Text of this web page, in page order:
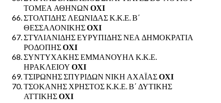
ΤΟΜΕΑ ΑΘΗΝΩΝ ΟΧΙ
ΣΤΟΛΤΙΔΗΣ ΛΕΩΝΙΔΑΣ Κ.Κ.Ε. Β΄
ΘΕΣΣΑΛΟΝΙΚΗΣΟΧΙ
ΣΤΥΛΙΑΝΙΔΗΣ ΕΥΡΥΠΙΔΗΣ ΝΕΑ ΔΗΜΟΚΡΑΤΙΑ
ΡΟΔΟΠΗΣΟΧΙ
ΣΥΝΤΥΧΑΚΗΣ ΕΜΜΑΝΟΥΗΛ Κ.Κ.Ε.
ΗΡΑΚΛΕΙΟΥ ΟΧΙ
ΤΣΙΡΩΝΗΣ ΣΠΥΡΙΔΩΝ ΝΙΚΗ ΑΧΑΪΑΣΟΧΙ
ΤΣΟΚΑΝΗΣ ΧΡΗΣΤΟΣ Κ.Κ.Ε. Β΄ ΔΥΤΙΚΗΣ
ΑΤΤΙΚΗΣΟΧΙ